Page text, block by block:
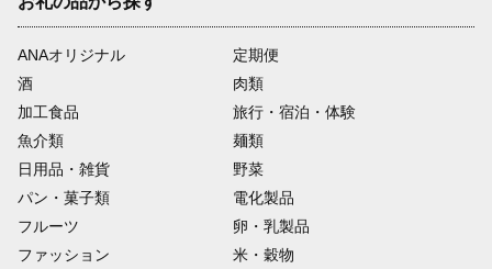
ANAオリジナル
定期便
酒
肉類
加工食品
旅行・宿泊・体験
魚介類
麺類
日用品・雑貨
野菜
パン・菓子類
電化製品
フルーツ
卵・乳製品
ファッション
米・穀物